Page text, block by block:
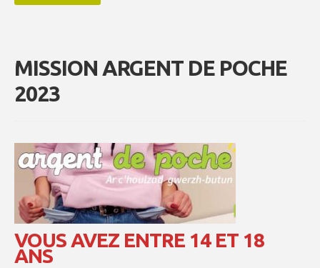
MISSION ARGENT DE POCHE
2023
VOUS AVEZ ENTRE 14 ET 18
ANS